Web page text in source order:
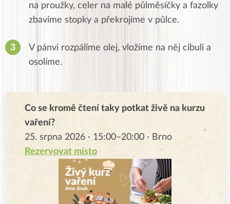
na proužky, celer na malé půlměsíčky a fazolky
zbavíme stopky a překrojíme v půlce.
V pánvi rozpálíme olej, vložíme na něj cibuli a
osolíme.
Co se kromě čtení taky potkat živě na kurzu
vaření?
25. srpna 2026 · 15:00–20:00 · Brno
Rezervovat místo